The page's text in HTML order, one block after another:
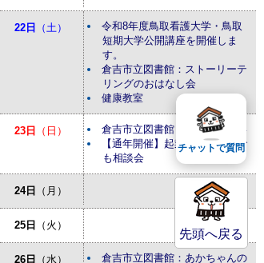
22日 （土）
令和8年度鳥取看護大学・鳥取
短期大学公開講座を開催しま
す。
倉吉市立図書館：ストーリーテ
リングのおはなし会
健康教室
23日 （日）
倉吉市立図書館：おはなしかい
【通年開催】起業・経営なんで
も相談会
24日 （月）
25日 （火）
26日 （水）
倉吉市立図書館：あかちゃんの
先頭へ戻る
チャットで質問